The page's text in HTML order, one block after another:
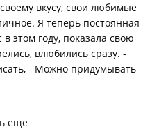
вкусу, свои любимые
Я теперь постоянная
этом году, показала свою
влюбились сразу. -
- Можно придумывать
еще